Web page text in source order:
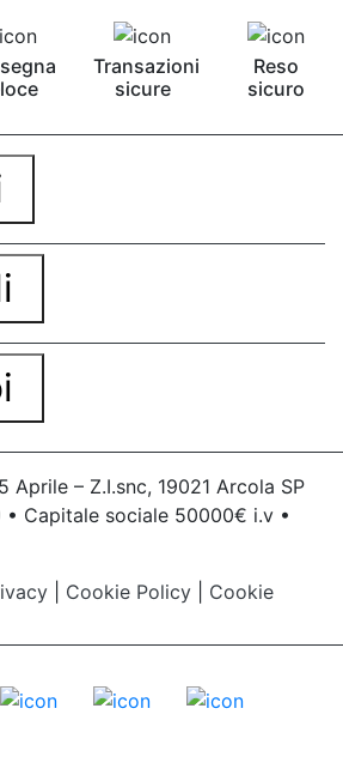
Transazioni
sicure
Reso
sicuro
Aprile – Z.I.snc, 19021 Arcola SP
• Capitale sociale 50000€ i.v •
Cookie Policy
Cookie